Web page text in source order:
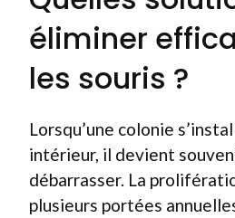
éliminer
les souris ?
Lorsqu’une colonie
intérieur, il devient
débarrasser. La
plusieurs portées